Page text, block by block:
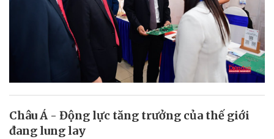
Châu Á - Động lực tăng trưởng của thế giới
đang lung lay